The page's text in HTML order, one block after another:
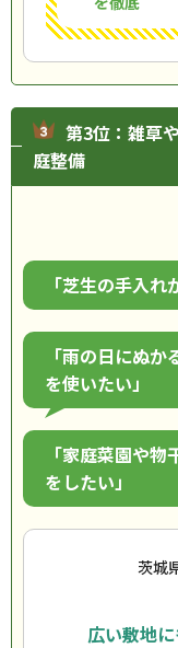
第3位：雑草
庭整備
「芝生の手入れ
「雨の日にぬ
を使いたい」
「家庭菜園や
をしたい」
茨城
広い敷地